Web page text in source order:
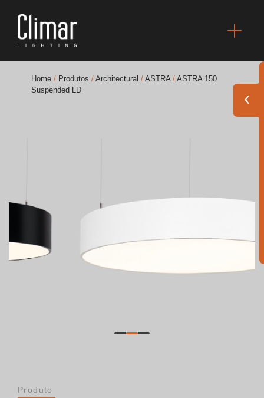
Soluções Acústicas
Home / Produtos / Architectural / ASTRA / ASTRA 150
Suspended LD
Produto